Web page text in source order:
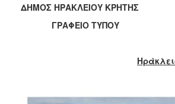
2020
2019
2015
ΔΗΜΟΣ ΗΡΑΚΛΕΙΟΥ ΚΡΗΤΗΣ
ΓΡΑΦΕΙΟ ΤΥΠΟΥ